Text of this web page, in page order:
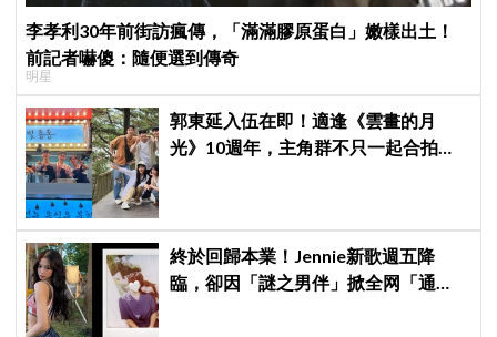
李孝利30年前街訪瘋傳，「滿滿膠原蛋白」嫩樣出土！
前記者嚇傻：隨便選到傳奇
明星
郭東延入伍在即！適逢《雲畫的月
光》10週年，主角群不只一起合拍畫
終於回歸本業！Jennie新歌週五降
臨，卻因「謎之男伴」掀全网「通